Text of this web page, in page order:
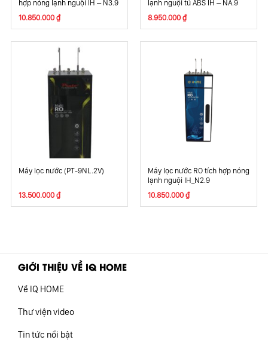
hợp nóng lạnh nguội IH – N3.9
10.850.000 ₫
lạnh nguội tủ ABS IH – NA.9
8.950.000 ₫
Máy lọc nước (PT-9NL.2V)
13.500.000 ₫
Máy lọc nước RO tích hợp nóng
lạnh nguội IH_N2.9
10.850.000 ₫
GIỚI THIỆU VỀ IQ HOME
Về IQ HOME
Thư viện video
Tin tức nổi bật